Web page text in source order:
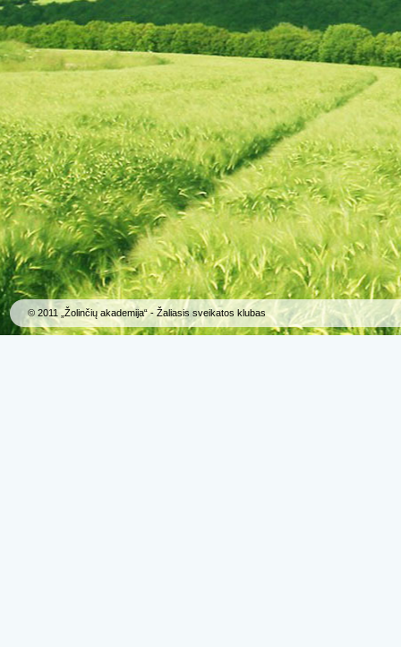
© 2011 „Žolinčių akademija“ - Žaliasis sveikatos klubas